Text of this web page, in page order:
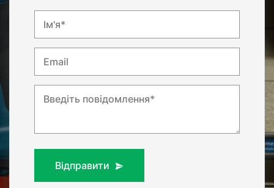
Ім'я*
Email
Введіть повідомлення*
Відправити